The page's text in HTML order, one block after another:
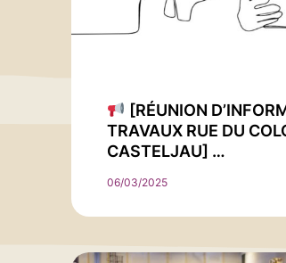
[RÉUNION
TRAVAUX RUE DU
CASTELJAU] …
06/03/2025